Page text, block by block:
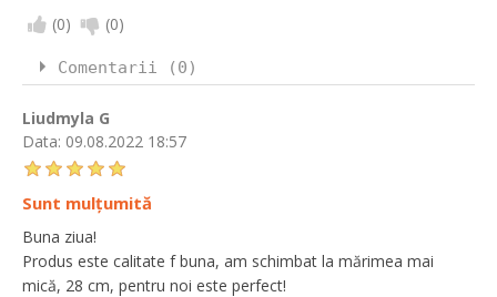
(0) (0)
Comentarii (0)
Liudmyla G
Data: 09.08.2022 18:57
Sunt mulțumită
Buna ziua!
Produs este calitate f buna, am schimbat la mărimea mai
mică, 28 cm, pentru noi este perfect!